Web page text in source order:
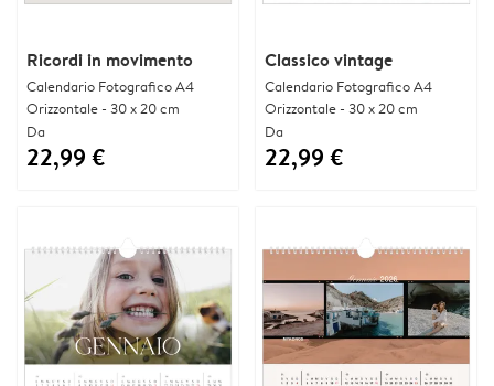
Ricordi in movimento
Calendario Fotografico A4
Orizzontale - 30 x 20 cm
Da
22,99 €
Classico vintage
Calendario Fotografico A4
Orizzontale - 30 x 20 cm
Da
22,99 €